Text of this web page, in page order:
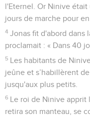
l'Eternel. Or Ninive
jours de marche pour
4 Jonas fit d'abord dans
proclamait : « Dans 40
5 Les habitants de
jeûne et s’habillèrent
jusqu'aux plus petits.
6 Le roi de Ninive apprit
retira son manteau, se